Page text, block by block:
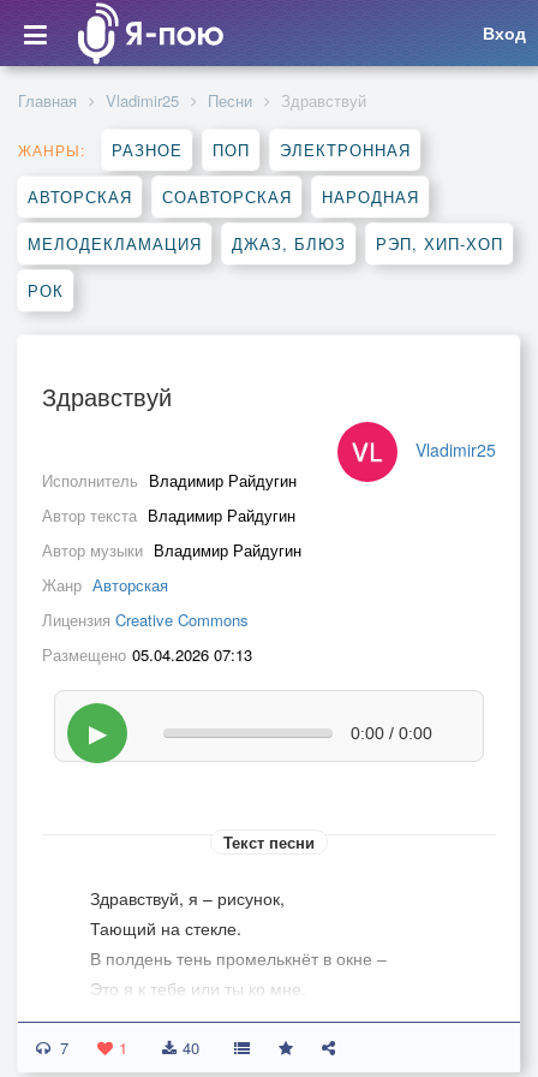
Вход
Главная Vladimir25 Песни Здравствуй
ЖАНРЫ: РАЗНОЕ ПОП ЭЛЕКТРОННАЯ
АВТОРСКАЯ СОАВТОРСКАЯ НАРОДНАЯ
МЕЛОДЕКЛАМАЦИЯ ДЖАЗ, БЛЮЗ РЭП, ХИП-ХОП
РОК
Здравствуй
Vladimir25
Исполнитель Владимир Райдугин
Автор текста Владимир Райдугин
Автор музыки Владимир Райдугин
Жанр Авторская
Лицензия Creative Commons
Размещено 05.04.2026 07:13
▶ 0:00 / 0:00
Текст песни
Здравствуй, я – рисунок,
Тающий на стекле.
В полдень тень промелькнёт в окне –
Это я к тебе или ты ко мне.
Здравствуй, я лишь память
7 1 40